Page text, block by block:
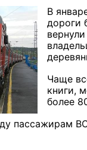
В
дороги
Чаще
книги,
более
пассажирам